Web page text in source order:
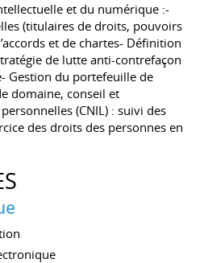
et du numérique :-
(titulaires de droits, pouvoirs
et de chartes- Définition
de lutte anti-contrefaçon
Gestion du portefeuille de
domaine, conseil et
(CNIL) : suivi des
des droits des personnes en